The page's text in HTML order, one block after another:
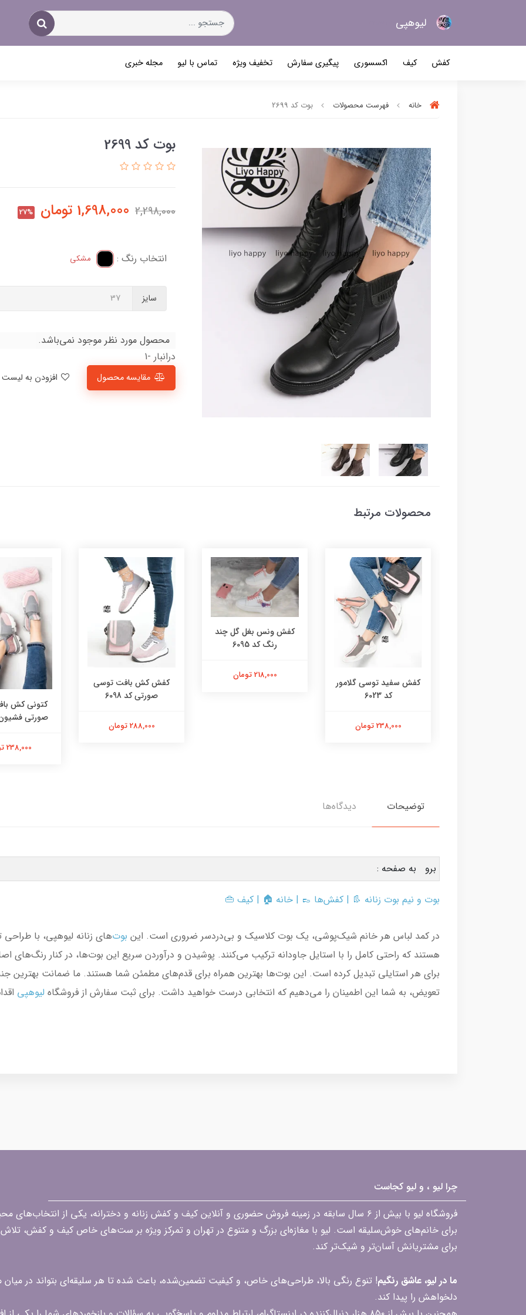
لیو‌هپی
کفش کیف اکسسوری پیگیری سفارش تخفیف ویژه تماس با لیو مجله خبری
خانه فهرست محصولات بوت کد 2699
بوت کد 2699
2,298,000
1,698,000 تومان 27%
انتخاب رنگ : مشکی
سایز
محصول مورد نظر موجود نمی‌باشد.
درانبار -1
مقایسه محصول
محصولات مرتبط
کفش سفید توسی گلامور
کد 6023
238,000 تومان
کفش ونس بغل گل چند
رنگ کد 6095
218,000 تومان
کفش کش بافت توسی
صورتی کد 6098
288,000 تومان
کتونی کش
صورتی فشیون کد
238,000 تومان
توضیحات دیدگاه‌ها
برو به صفحه :
بوت و نیم بوت زنانه 👢 | کفش‌ها 👞 | خانه 🏠 | کیف 👜
در کمد لباس هر خانم شیک‌پوشی، یک بوت کلاسیک و بی‌دردسر ضروری است. این بوت‌های زنانه لیوهپی، با
هستند که راحتی کامل را با استایل جاودانه ترکیب می‌کنند. پوشیدن و درآوردن سریع این بوت‌ها، در کنار رنگ‌های
تعویض، به شما این اطمینان را می‌دهیم که انتخابی درست خواهید داشت. برای ثبت سفارش از فروشگاه لیوهپی
چرا لیو ، و لیو کجاست
فروشگاه لیو با بیش از ۶ سال سابقه در زمینه فروش حضوری و آنلاین کیف و کفش زنانه و دخترانه، یکی از
برای خانم‌های خوش‌سلیقه است. لیو با مغازه‌ای بزرگ و متنوع در تهران و تمرکز ویژه بر ست‌های خاص کیف و کفش، تلاش
برای مشتریانش آسان‌تر و شیک‌تر کند.
ما در لیو، عاشق رنگیم! تنوع رنگی بالا، طراحی‌های خاص، و کیفیت تضمین‌شده، باعث شده تا هر سلیقه‌ای بتواند در
دلخواهش را پیدا کند.